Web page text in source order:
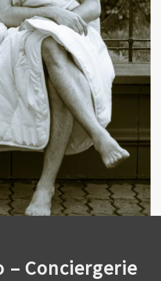
– Conciergerie